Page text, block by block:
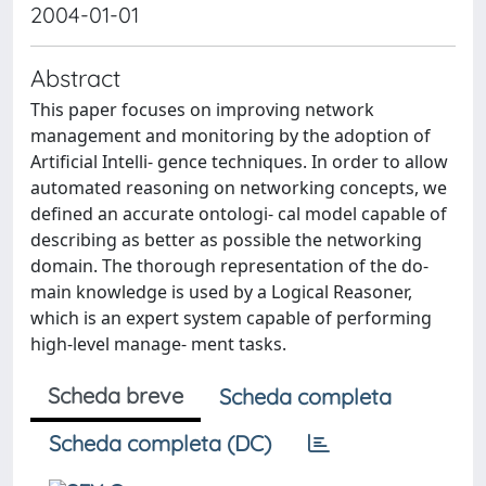
2004-01-01
Abstract
This paper focuses on improving network
management and monitoring by the adoption of
Artificial Intelli- gence techniques. In order to allow
automated reasoning on networking concepts, we
defined an accurate ontologi- cal model capable of
describing as better as possible the networking
domain. The thorough representation of the do-
main knowledge is used by a Logical Reasoner,
which is an expert system capable of performing
high-level manage- ment tasks.
Scheda breve
Scheda completa
Scheda completa (DC)